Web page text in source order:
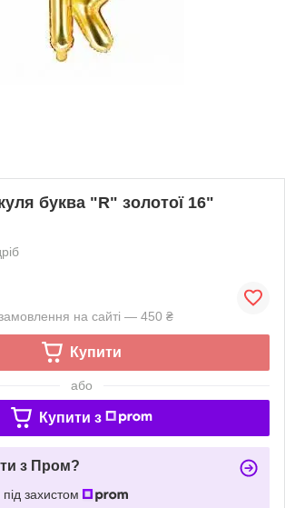
буква "R" золотої 16"
на сайті — 450 ₴
Купити
або
Купити з
з Пром?
захистом